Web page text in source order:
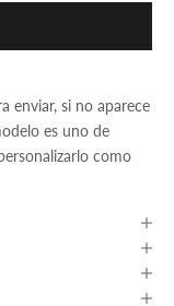
enviar, si no aparece
es uno de
como